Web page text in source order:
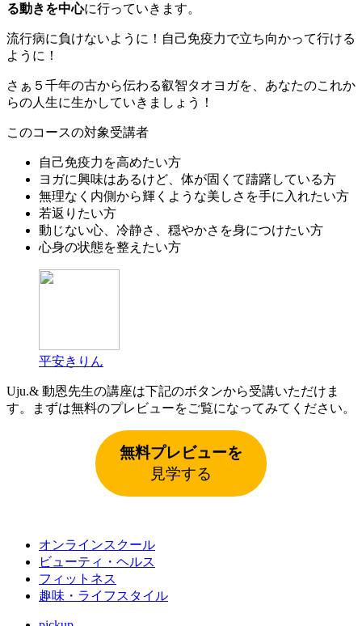
る動きを中心に行っていきます。
流行病に負けないように！自己免疫力で立ち向かって行ける
ように！
さぁ５千年の古から伝わる叡智タオヨガを、あなたのこれか
らの人生に生かしていきましょう！
このコースの対象受講者
自己免疫力を高めたい方
ヨガに興味はあるけど、体が固くて躊躇している方
無理なく内側から輝くような美しさを手に入れたい方
若返りたい方
動じない心、冷静さ、穏やかさを身につけたい方
心身の状態を整えたい方
平安きりん
Uju.& 動恩先生の講座は下記のボタンから受講いただけま
す。まずは無料のプレビューをご覧になってみてください。
無料プレビューを
見学する
オンラインスクール
ビューティ・ヘルス
フィットネス
趣味・ライフスタイル